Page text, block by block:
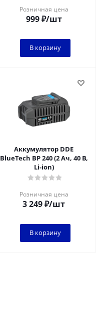
Розничная цена
999₽/шт
В корзину
Аккумулятор DDE
BlueTech BP 240 (2 Ач, 40 В,
Li-ion)
Розничная цена
3 249₽/шт
В корзину